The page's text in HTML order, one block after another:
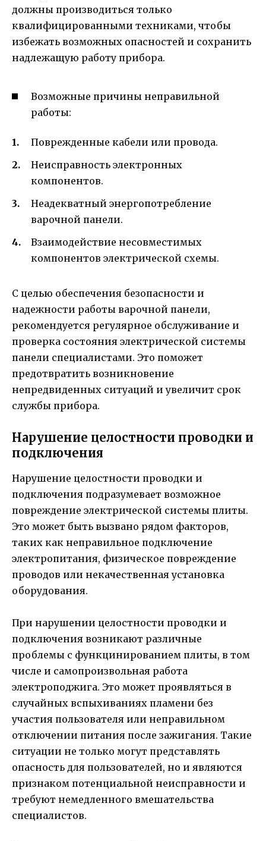
должны производиться только
квалифицированными техниками, чтобы
избежать возможных опасностей и сохранить
надлежащую работу прибора.
Возможные причины неправильной
работы:
Поврежденные кабели или провода.
Неисправность электронных
компонентов.
Неадекватный энергопотребление
варочной панели.
Взаимодействие несовместимых
компонентов электрической схемы.
С целью обеспечения безопасности и
надежности работы варочной панели,
рекомендуется регулярное обслуживание и
проверка состояния электрической системы
панели специалистами. Это поможет
предотвратить возникновение
непредвиденных ситуаций и увеличит срок
службы прибора.
Нарушение целостности проводки и
подключения
Нарушение целостности проводки и
подключения подразумевает возможное
повреждение электрической системы плиты.
Это может быть вызвано рядом факторов,
таких как неправильное подключение
электропитания, физическое повреждение
проводов или некачественная установка
оборудования.
При нарушении целостности проводки и
подключения возникают различные
проблемы с функцинированием плиты, в том
числе и самопроизвольная работа
электроподжига. Это может проявляться в
случайных вспыхиваниях пламени без
участия пользователя или неправильном
отключении питания после зажигания. Такие
ситуации не только могут представлять
опасность для пользователей, но и являются
признаком потенциальной неисправности и
требуют немедленного вмешательства
специалистов.